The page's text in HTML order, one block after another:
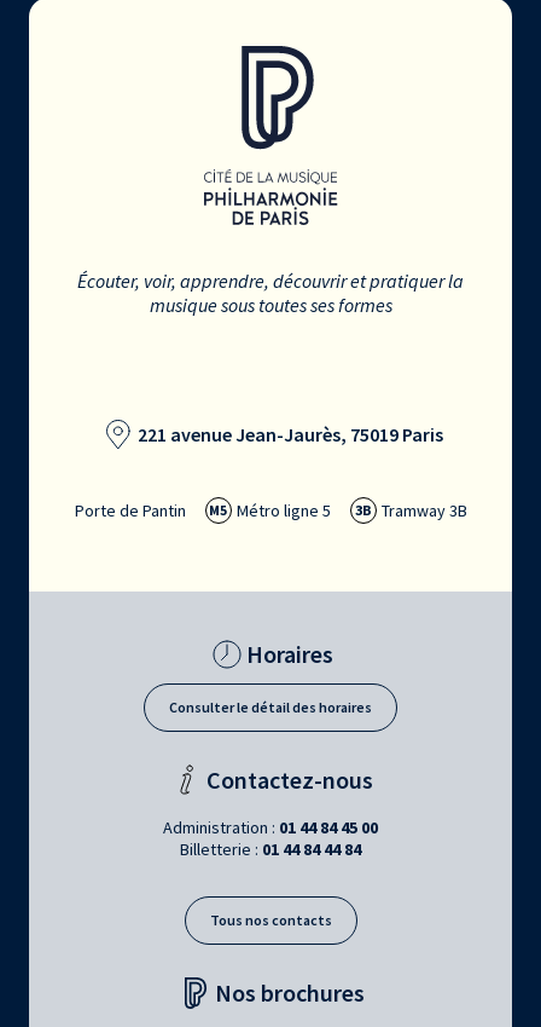
Écouter, voir, apprendre, découvrir et pratiquer la
musique sous toutes ses formes
221 avenue Jean-Jaurès, 75019 Paris
Porte de Pantin M5 Métro ligne 5 3B Tramway 3B
Horaires
Consulter le détail des horaires
Contactez-nous
Administration : 01 44 84 45 00
Billetterie : 01 44 84 44 84
Tous nos contacts
Nos brochures